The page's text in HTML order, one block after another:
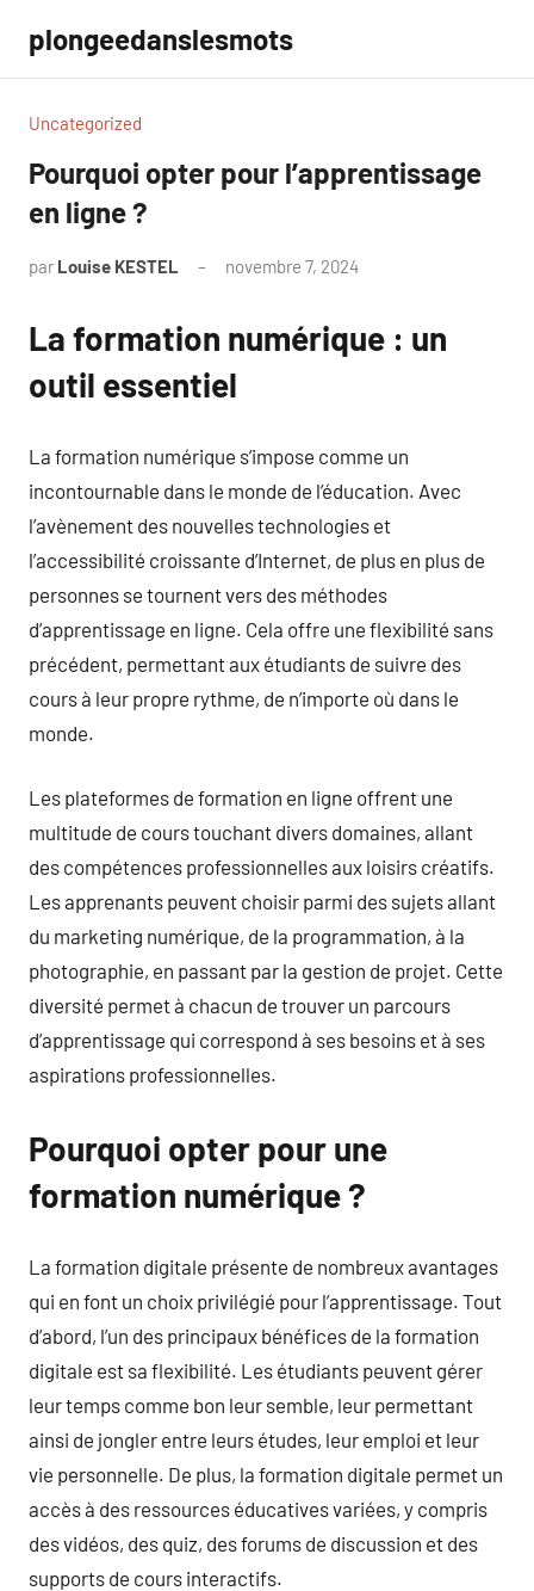
contenu
plongeedanslesmots
Uncategorized
Pourquoi opter pour l’apprentissage
en ligne ?
par Louise KESTEL novembre 7, 2024
La formation numérique : un
outil essentiel
La formation numérique s’impose comme un
incontournable dans le monde de l’éducation. Avec
l’avènement des nouvelles technologies et
l’accessibilité croissante d’Internet, de plus en plus de
personnes se tournent vers des méthodes
d’apprentissage en ligne. Cela offre une flexibilité sans
précédent, permettant aux étudiants de suivre des
cours à leur propre rythme, de n’importe où dans le
monde.
Les plateformes de formation en ligne offrent une
multitude de cours touchant divers domaines, allant
des compétences professionnelles aux loisirs créatifs.
Les apprenants peuvent choisir parmi des sujets allant
du marketing numérique, de la programmation, à la
photographie, en passant par la gestion de projet. Cette
diversité permet à chacun de trouver un parcours
d’apprentissage qui correspond à ses besoins et à ses
aspirations professionnelles.
Pourquoi opter pour une
formation numérique ?
La formation digitale présente de nombreux avantages
qui en font un choix privilégié pour l’apprentissage. Tout
d’abord, l’un des principaux bénéfices de la formation
digitale est sa flexibilité. Les étudiants peuvent gérer
leur temps comme bon leur semble, leur permettant
ainsi de jongler entre leurs études, leur emploi et leur
vie personnelle. De plus, la formation digitale permet un
accès à des ressources éducatives variées, y compris
des vidéos, des quiz, des forums de discussion et des
supports de cours interactifs.